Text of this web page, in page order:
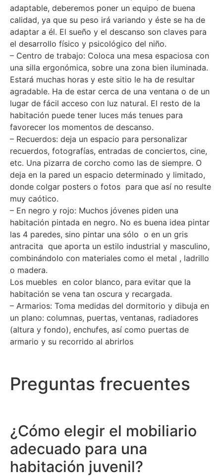
adaptable, deberemos poner un equipo de buena
calidad, ya que su peso irá variando y éste se ha de
adaptar a él. El sueño y el descanso son claves para
el desarrollo físico y psicológico del niño.
– Centro de trabajo: Coloca una mesa espaciosa con
una silla ergonómica, sobre una zona bien iluminada.
Estará muchas horas y este sitio le ha de resultar
agradable. Ha de estar cerca de una ventana o de un
lugar de fácil acceso con luz natural. El resto de la
habitación puede tener luces más tenues para
favorecer los momentos de descanso.
– Recuerdos: deja un espacio para personalizar
recuerdos, fotografías, entradas de conciertos, cine,
etc. Una pizarra de corcho como las de siempre. O
deja en la pared un espacio determinado y limitado,
donde colgar posters o fotos para que así no resulte
muy caótico.
– En negro y rojo: Muchos jóvenes piden una
habitación pintada en negro. No es buena idea pintar
las 4 paredes, sino pintar una sólo o en un gris
antracita que aporta un estilo industrial y masculino,
combinándolo con materiales como el metal , ladrillo
o madera.
Los muebles en color blanco, para evitar que la
habitación se vena tan oscura y recargada.
– Armarios: Toma medidas del dormitorio y dibuja en
un plano: columnas, puertas, ventanas, radiadores
(altura y fondo), enchufes, así como puertas de
armario y su recorrido al abrirlos
Preguntas frecuentes
¿Cómo elegir el mobiliario
adecuado para una
habitación juvenil?